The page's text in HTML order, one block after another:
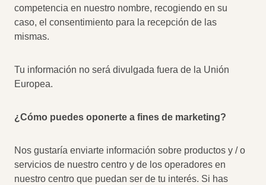
competencia en nuestro nombre, recogiendo en su
caso, el consentimiento para la recepción de las
mismas.
Tu información no será divulgada fuera de la Unión
Europea.
¿Cómo puedes oponerte a fines de marketing?
Nos gustaría enviarte información sobre productos y / o
servicios de nuestro centro y de los operadores en
nuestro centro que puedan ser de tu interés. Si has